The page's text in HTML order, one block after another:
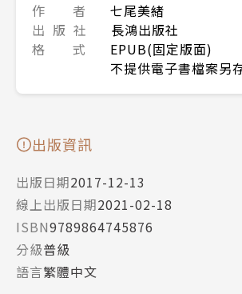
作 者
七尾美緒
出 版 社
長鴻出版社
格 式
EPUB(固定版面)
不提供電子書檔案另
出版資訊
出版日期2017-12-13
線上出版日期2021-02-18
ISBN9789864745876
分級普級
語言繁體中文